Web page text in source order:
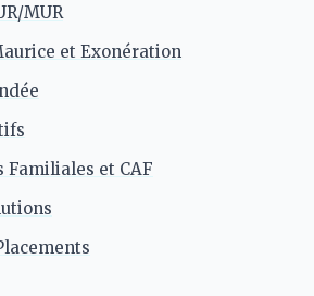
MUR
et Exonération
Familiales et CAF